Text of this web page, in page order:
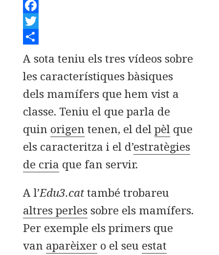
F
a
c
e
b
o
o
k
T
w
i
t
t
e
r
C
o
m
p
a
r
t
e
x
A sota teniu els tres vídeos sobre
les característiques bàsiques
dels mamífers que hem vist a
classe. Teniu el que parla de
quin origen tenen, el delpèl que
els caracteritza i el d’estratègies
de cria que fan servir.
A l’Edu3.cattambé trobareu
altres perlessobre els mamífers.
Per exemple els primers que
van aparèixer o el seu estat